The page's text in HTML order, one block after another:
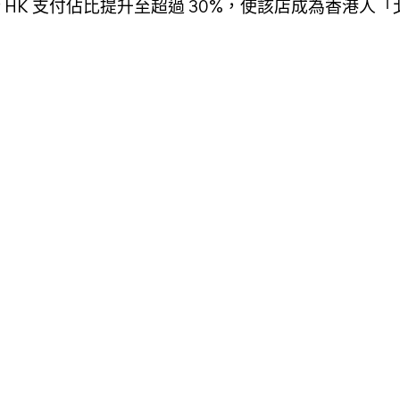
支付佔比提升至超過 30%，使該店成為香港人「